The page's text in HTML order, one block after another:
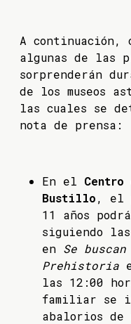
A continuación,
algunas de las
sorprenderán
de los museos
las cuales se
nota de prensa:
En el
Bustillo, el
11 años
siguiendo
en Se
Prehistoria
las 12:00
familiar se
abalorios de